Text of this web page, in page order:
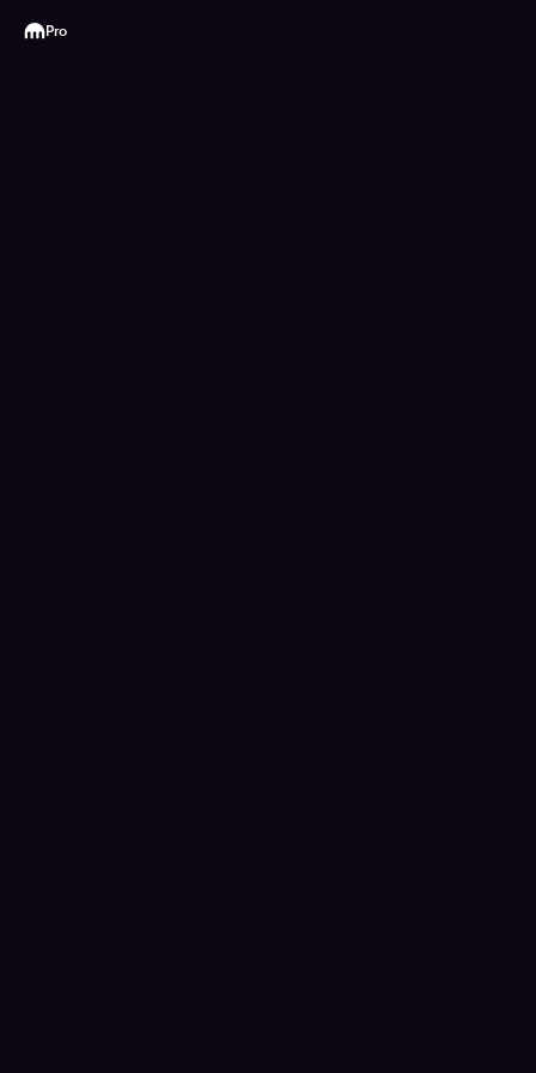
Kraken
Pro